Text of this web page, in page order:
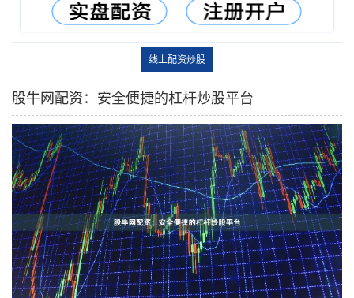
线上配资炒股
股牛网配资：安全便捷的杠杆炒股平台